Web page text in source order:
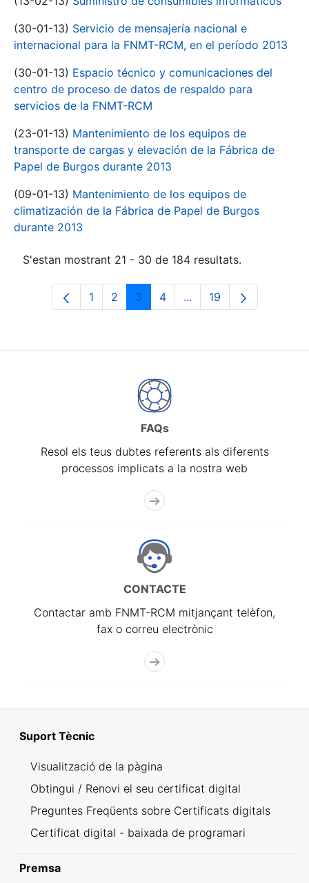
(30-01-13) Servicio de mensajería nacional e
internacional para la FNMT-RCM, en el período 2013
(30-01-13) Espacio técnico y comunicaciones del
centro de proceso de datos de respaldo para
servicios de la FNMT-RCM
(23-01-13) Mantenimiento de los equipos de
transporte de cargas y elevación de la Fábrica de
Papel de Burgos durante 2013
(09-01-13) Mantenimiento de los equipos de
climatización de la Fábrica de Papel de Burgos
durante 2013
S'estan mostrant 21 - 30 de 184 resultats.
Pàgina
1 Pàgina
2 Pàgina
3 Pàgina
4 ...Pàgines intermèdies
Pàgina
19
FAQs
Resol els teus dubtes referents als diferents
processos implicats a la nostra web
CONTACTE
Contactar amb FNMT-RCM mitjançant telèfon,
fax o correu electrònic
Suport Tècnic
Visualització de la pàgina
Obtingui / Renovi el seu certificat digital
Preguntes Freqüents sobre Certificats digitals
Certificat digital - baixada de programari
Premsa